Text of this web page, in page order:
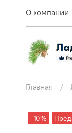
О компании
Главная
-10%